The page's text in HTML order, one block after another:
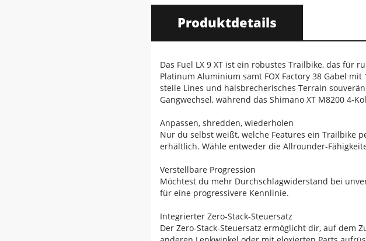
Produktdetails
Das Fuel LX 9 XT ist ein robustes Trailbike, das für
Platinum Aluminium samt FOX Factory 38 Gabel
steile Lines und halsbrecherisches Terrain
Gangwechsel, während das Shimano XT M8200 4-
Anpassen, shredden, wiederholen
Nur du selbst weißt, welche Features ein Trailbike
erhältlich. Wähle entweder die Allrounder-
Verstellbare Progression
Möchtest du mehr Durchschlagwiderstand bei
für eine progressivere Kennlinie.
Integrierter Zero-Stack-Steuersatz
Der Zero-Stack-Steuersatz ermöglicht dir, auf dem